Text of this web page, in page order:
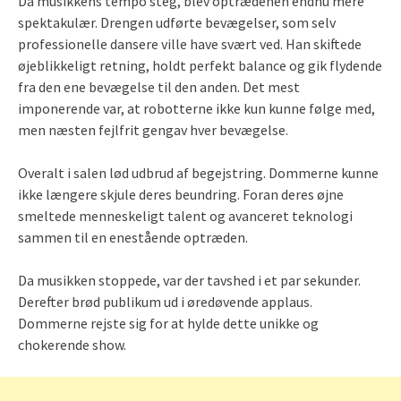
spektakulær. Drengen udførte bevægelser, som selv
professionelle dansere ville have svært ved. Han skiftede
øjeblikkeligt retning, holdt perfekt balance og gik flydende
fra den ene bevægelse til den anden. Det mest
imponerende var, at robotterne ikke kun kunne følge med,
men næsten fejlfrit gengav hver bevægelse.
Overalt i salen lød udbrud af begejstring. Dommerne kunne
ikke længere skjule deres beundring. Foran deres øjne
smeltede menneskeligt talent og avanceret teknologi
sammen til en enestående optræden.
Da musikken stoppede, var der tavshed i et par sekunder.
Derefter brød publikum ud i øredøvende applaus.
Dommerne rejste sig for at hylde dette unikke og
chokerende show.